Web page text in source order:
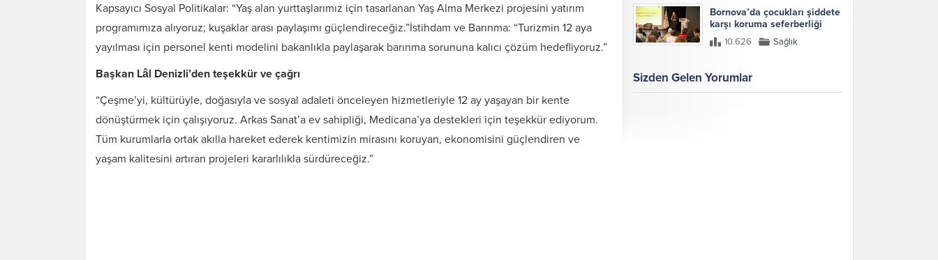
Kapsayıcı Sosyal Politikalar: “Yaş alan yurttaşlarımız için tasarlanan Yaş Alma Merkezi projesini yatırım
programımıza alıyoruz; kuşaklar arası paylaşımı güçlendireceğiz.”İstihdam ve Barınma: “Turizmin 12 aya
yayılması için personel kenti modelini bakanlıkla paylaşarak barınma sorununa kalıcı çözüm hedefliyoruz.”
Başkan Lâl Denizli’den teşekkür ve çağrı
“Çeşme’yi, kültürüyle, doğasıyla ve sosyal adaleti önceleyen hizmetleriyle 12 ay yaşayan bir kente
dönüştürmek için çalışıyoruz. Arkas Sanat’a ev sahipliği, Medicana’ya destekleri için teşekkür ediyorum.
Tüm kurumlarla ortak akılla hareket ederek kentimizin mirasını koruyan, ekonomisini güçlendiren ve
yaşam kalitesini artıran projeleri kararlılıkla sürdüreceğiz.”
Bornova’da çocukları şiddete
karşı koruma seferberliği
10.626 Sağlık
Sizden Gelen Yorumlar